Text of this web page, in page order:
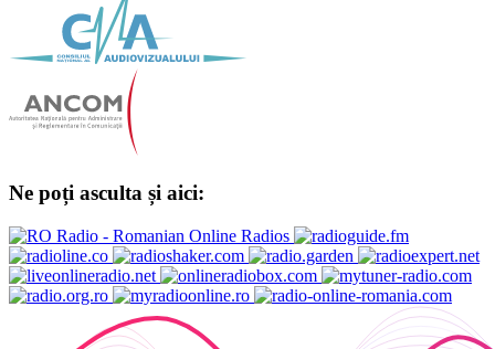
Ne poți asculta și aici: